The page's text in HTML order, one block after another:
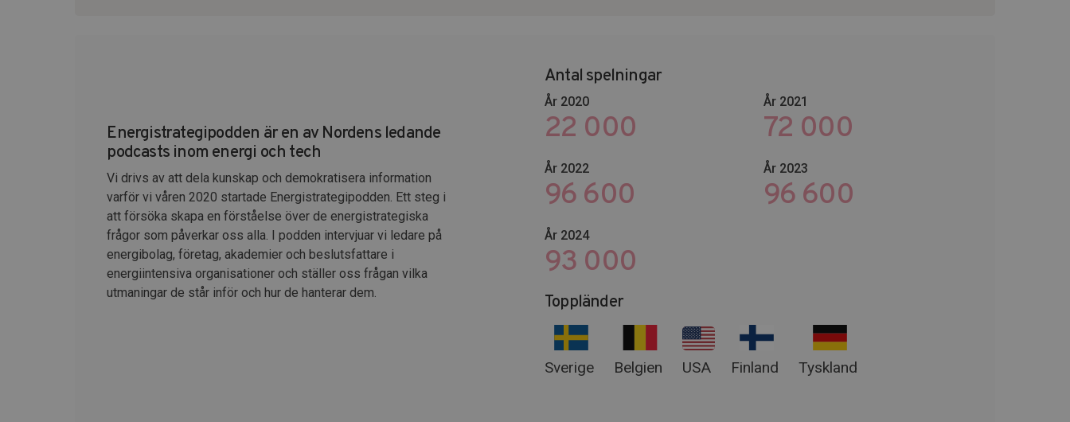
Energistrategipodden är en av Nordens ledande
podcasts inom energi och tech
Vi drivs av att dela kunskap och demokratisera information
varför vi våren 2020 startade Energistrategipodden. Ett steg i
att försöka skapa en förståelse över de energistrategiska
frågor som påverkar oss alla. I podden intervjuar vi ledare på
energibolag, företag, akademier och beslutsfattare i
energiintensiva organisationer och ställer oss frågan vilka
utmaningar de står inför och hur de hanterar dem.
Antal spelningar
År 2020
22 000
År 2021
72 000
År 2022
102 653
År 2023
123 600
År 2024
120 000
Toppländer
Sverige Belgien USA Finland Tyskland